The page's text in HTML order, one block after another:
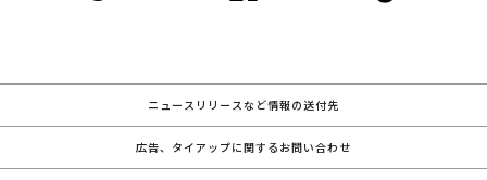
ニュースリリースなど情報の送付先
広告、タイアップに関するお問い合わせ